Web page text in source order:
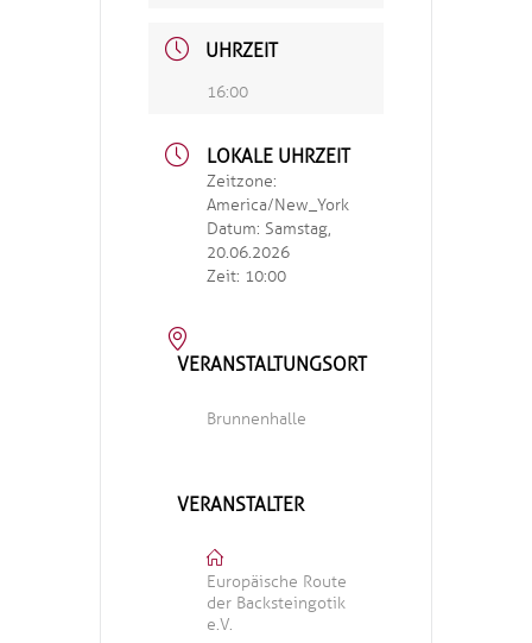
UHRZEIT
16:00
LOKALE UHRZEIT
Zeitzone:
America/New_York
Datum: Samstag,
20.06.2026
Zeit: 10:00
VERANSTALTUNGSORT
Brunnenhalle
VERANSTALTER
Europäische Route
der Backsteingotik
e.V.